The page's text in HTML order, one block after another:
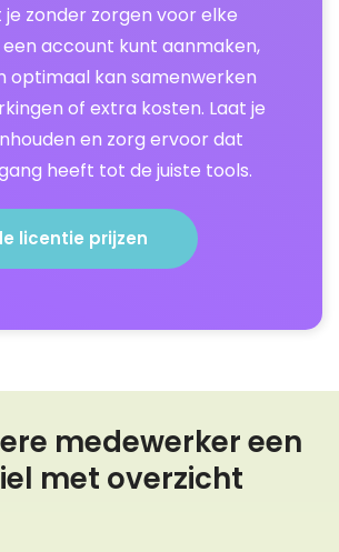
zonder zorgen voor elke
account kunt aanmaken,
optimaal kan samenwerken
of extra kosten. Laat je
en zorg ervoor dat
heeft tot de juiste tools.
licentie prijzen
medewerker een
met overzicht